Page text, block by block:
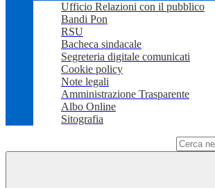
Ufficio Relazioni con il pubblico
Bandi Pon
RSU
Bacheca sindacale
Segreteria digitale comunicati
Cookie policy
Note legali
Amministrazione Trasparente
Albo Online
Sitografia